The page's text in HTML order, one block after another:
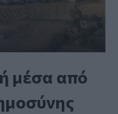
μέσα από